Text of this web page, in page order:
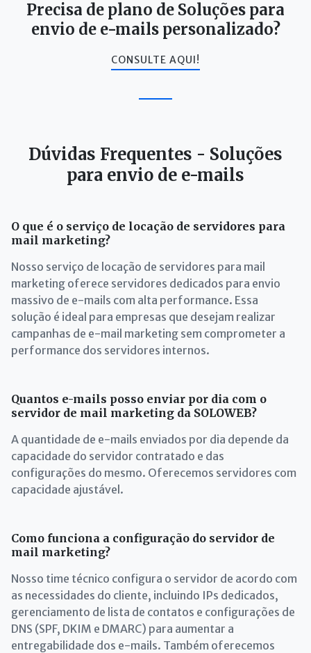
Precisa de plano de Soluções para
envio de e-mails personalizado?
CONSULTE AQUI!
Dúvidas Frequentes - Soluções
para envio de e-mails
O que é o serviço de locação de servidores para
mail marketing?
Nosso serviço de locação de servidores para mail
marketing oferece servidores dedicados para envio
massivo de e-mails com alta performance. Essa
solução é ideal para empresas que desejam realizar
campanhas de e-mail marketing sem comprometer a
performance dos servidores internos.
Quantos e-mails posso enviar por dia com o
servidor de mail marketing da SOLOWEB?
A quantidade de e-mails enviados por dia depende da
capacidade do servidor contratado e das
configurações do mesmo. Oferecemos servidores com
capacidade ajustável.
Como funciona a configuração do servidor de
mail marketing?
Nosso time técnico configura o servidor de acordo com
as necessidades do cliente, incluindo IPs dedicados,
gerenciamento de lista de contatos e configurações de
DNS (SPF, DKIM e DMARC) para aumentar a
entregabilidade dos e-mails. Também oferecemos